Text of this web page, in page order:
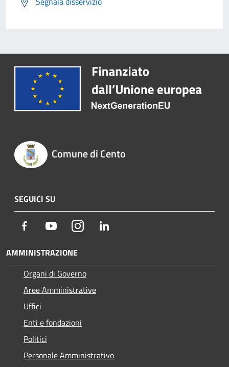
Comune di Cento
SEGUICI SU
Facebook YoutubeInstagram
AMMINISTRAZIONE
Organi di Governo
Aree Amministrative
Uffici
Enti e fondazioni
Politici
Personale Amministrativo